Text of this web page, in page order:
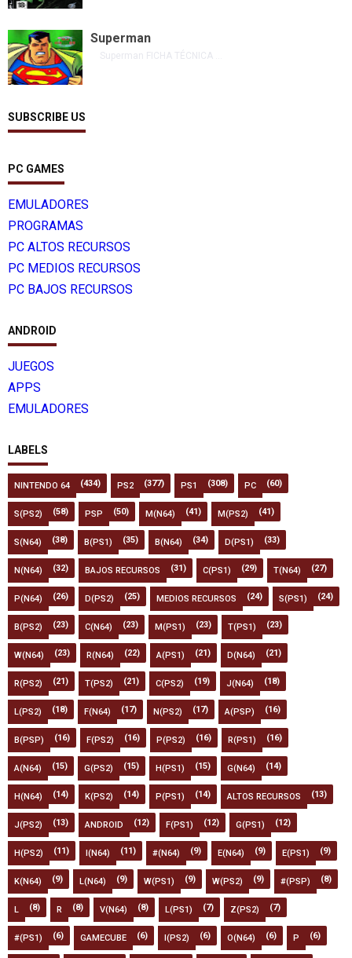
Superman
Superman FICHA TÉCNICA ...
SUBSCRIBE US
PC GAMES
EMULADORES
PROGRAMAS
PC ALTOS RECURSOS
PC MEDIOS RECURSOS
PC BAJOS RECURSOS
ANDROID
JUEGOS
APPS
EMULADORES
LABELS
NINTENDO 64 (434) PS2 (377) PS1 (308) PC (60)
S(PS2) (58) PSP (50) M(N64) (41) M(PS2) (41)
S(N64) (38) B(PS1) (35) B(N64) (34) D(PS1) (33)
N(N64) (32) BAJOS RECURSOS (31) C(PS1) (29) T(N64) (27)
P(N64) (26) D(PS2) (25) MEDIOS RECURSOS (24) S(PS1) (24)
B(PS2) (23) C(N64) (23) M(PS1) (23) T(PS1) (23)
W(N64) (23) R(N64) (22) A(PS1) (21) D(N64) (21)
R(PS2) (21) T(PS2) (21) C(PS2) (19) J(N64) (18)
L(PS2) (18) F(N64) (17) N(PS2) (17) A(PSP) (16)
B(PSP) (16) F(PS2) (16) P(PS2) (16) R(PS1) (16)
A(N64) (15) G(PS2) (15) H(PS1) (15) G(N64) (14)
H(N64) (14) K(PS2) (14) P(PS1) (14) ALTOS RECURSOS (13)
J(PS2) (13) ANDROID (12) F(PS1) (12) G(PS1) (12)
H(PS2) (11) I(N64) (11) #(N64) (9) E(N64) (9) E(PS1) (9)
K(N64) (9) L(N64) (9) W(PS1) (9) W(PS2) (9) #(PSP) (8)
L (8) R (8) V(N64) (8) L(PS1) (7) Z(PS2) (7)
#(PS1) (6) GAMECUBE (6) I(PS2) (6) O(N64) (6) P (6)